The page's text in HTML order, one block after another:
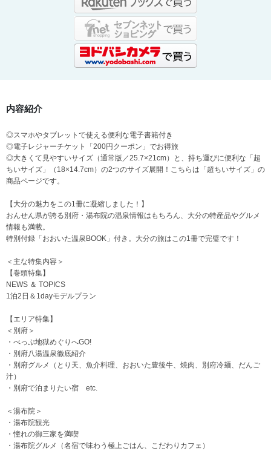
内容紹介
◎スマホやタブレットで使える便利な電子書籍付き
◎電子レジャーチケット「200円クーポン」でお得旅
◎大きくて見やすいサイズ（通常版／25.7×21cm）と、持ち運びに便利な「超
ちいサイズ」（18×14.7cm）の2つのサイズ展開！こちらは「超ちいサイズ」の
商品ページです。
【大分の魅力をこの1冊に凝縮しました！】
おんせん県が誇る別府・湯布院の温泉情報はもちろん、大分の特産品やグルメ
情報も満載。
特別付録「おおいた温泉BOOK」付き。大分の旅はこの1冊で完璧です！
＜主な特集内容＞
【巻頭特集】
NEWS ＆ TOPICS
1泊2日＆1dayモデルプラン
【エリア特集】
＜別府＞
・べっぷ地獄めぐりへGO!
・別府八湯温泉徹底紹介
・別府グルメ（とり天、魚介料理、おおいた豊後牛、焼肉、別府冷麺、だんご
汁）
・別府で泊まりたい宿 etc.
＜湯布院＞
・湯布院観光
・憧れの御三家を満喫
・湯布院グルメ（名宿で味わう極上ごはん、こだわりカフェ）